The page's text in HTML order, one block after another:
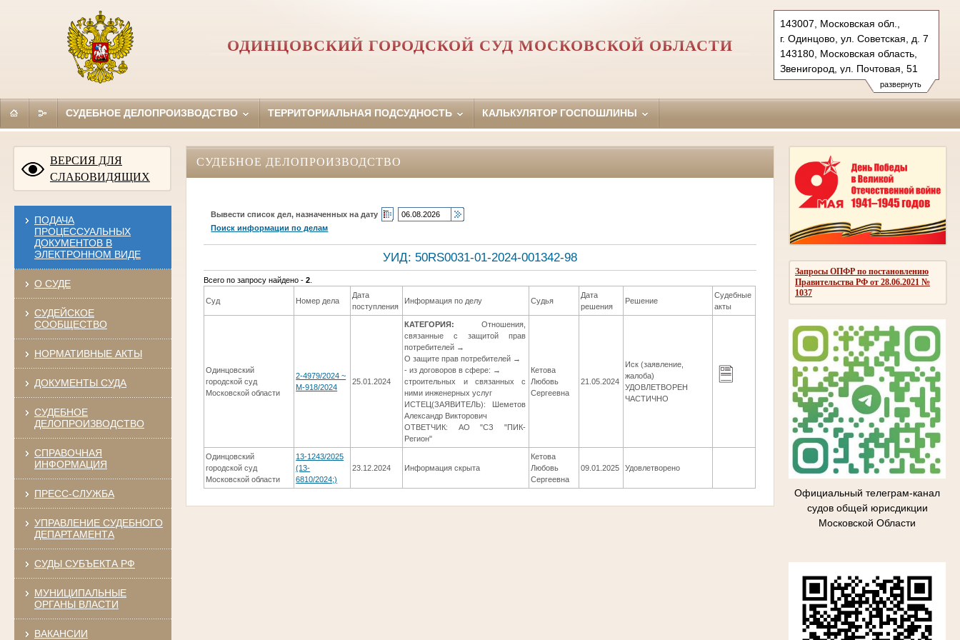
развернуть
143007, Московская обл.,
г. Одинцово, ул. Советская, д. 7
143180, Московская область,
Звенигород, ул. Почтовая, 51
Тел.: (495)590-74-76 (гр.)
593-56-20 (уг.)
697 13 27 (кас канц.)
показать на карте
ОДИНЦОВСКИЙ ГОРОДСКОЙ СУД МОСКОВСКОЙ ОБЛАСТИ
СУДЕБНОЕ ДЕЛОПРОИЗВОДСТВО ТЕРРИТОРИАЛЬНАЯ ПОДСУДНОСТЬ КАЛЬКУЛЯТОР ГОСПОШЛИНЫ
ВЕРСИЯ ДЛЯ
СЛАБОВИДЯЩИХ
ПОДАЧА
ПРОЦЕССУАЛЬНЫХ
ДОКУМЕНТОВ В
ЭЛЕКТРОННОМ ВИДЕ
О СУДЕ
СУДЕЙСКОЕ
СООБЩЕСТВО
НОРМАТИВНЫЕ АКТЫ
ДОКУМЕНТЫ СУДА
СУДЕБНОЕ
ДЕЛОПРОИЗВОДСТВО
СПРАВОЧНАЯ
ИНФОРМАЦИЯ
ПРЕСС-СЛУЖБА
УПРАВЛЕНИЕ СУДЕБНОГО
ДЕПАРТАМЕНТА
СУДЫ СУБЪЕКТА РФ
МУНИЦИПАЛЬНЫЕ
ОРГАНЫ ВЛАСТИ
ВАКАНСИИ
Запросы ОПФР по постановлению
Правительства РФ от 28.06.2021 №
1037
Официальный телеграм-канал
судов общей юрисдикции
Московской Области
СУДЕБНОЕ ДЕЛОПРОИЗВОДСТВО
Вывести список дел, назначенных на дату
Поиск информации по делам
УИД: 50RS0031-01-2024-001342-98
Всего по запросу найдено -2
Суд Номер дела
Дата
поступления
Информация по делу Судья
Дата
решения
Решение
Судебные
акты
Одинцовский
городской суд
Московской области
2-4979/2024 ~
М-918/2024
25.01.2024
КАТЕГОРИЯ: Отношения,
связанные с защитой прав
потребителей →
О защите прав потребителей →
- из договоров в сфере: →
строительных и связанных с
ними инженерных услуг
ИСТЕЦ(ЗАЯВИТЕЛЬ): Шеметов
Александр Викторович
ОТВЕТЧИК: АО "СЗ "ПИК-
Регион"
Кетова
Любовь
Сергеевна
21.05.2024
Иск (заявление,
жалоба)
УДОВЛЕТВОРЕН
ЧАСТИЧНО
Одинцовский
городской суд
Московской области
13-1243/2025
(13-
6810/2024;)
23.12.2024 Информация скрыта
Кетова
Любовь
Сергеевна
09.01.2025 Удовлетворено